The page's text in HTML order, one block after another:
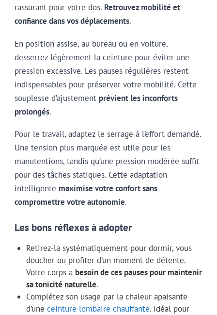
rassurant pour votre dos. Retrouvez mobilité et
confiance dans vos déplacements.
En position assise, au bureau ou en voiture,
desserrez légèrement la ceinture pour éviter une
pression excessive. Les pauses régulières restent
indispensables pour préserver votre mobilité. Cette
souplesse d’ajustement prévient les inconforts
prolongés.
Pour le travail, adaptez le serrage à l’effort demandé.
Une tension plus marquée est utile pour les
manutentions, tandis qu’une pression modérée suffit
pour des tâches statiques. Cette adaptation
intelligente maximise votre confort sans
compromettre votre autonomie.
Les bons réflexes à adopter
Retirez-la systématiquement pour dormir, vous
doucher ou profiter d’un moment de détente.
Votre corps a besoin de ces pauses pour maintenir
sa tonicité naturelle.
Complétez son usage par la chaleur apaisante
d’une ceinture lombaire chauffante. Idéal pour